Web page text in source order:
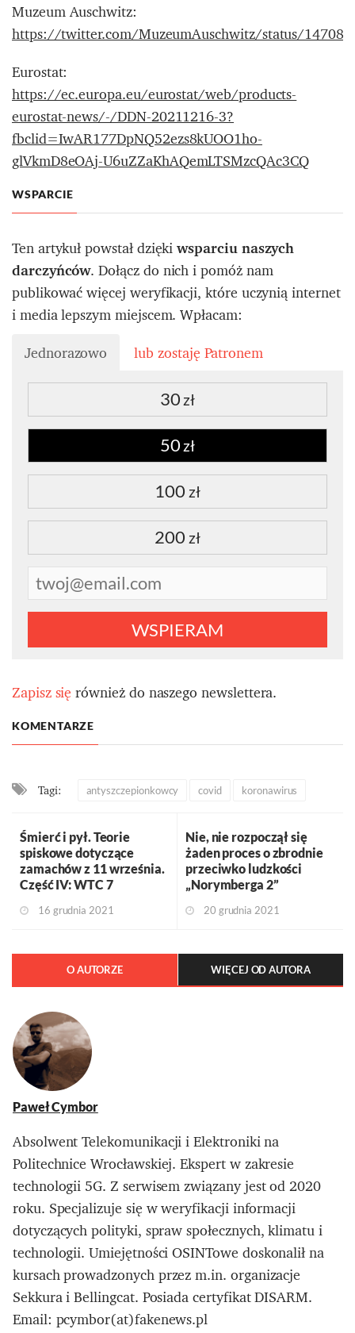
Muzeum Auschwitz:
https://twitter.com/MuzeumAuschwitz/status/
Eurostat:
https://ec.europa.eu/eurostat/web/products-
eurostat-news/-/DDN-20211216-3?
fbclid=IwAR177DpNQ52ezs8kUOO1ho-
glVkmD8eOAj-U6uZZaKhAQemLTSMzcQAc3CQ
WSPARCIE
Ten artykuł powstał dziękiwsparciu naszych
darczyńców. Dołącz do nich i pomóż nam
publikować więcej weryfikacji, które uczynią internet
i media lepszym miejscem. Wpłacam:
Jednorazowo
lub zostaję Patronem
30 zł
50 zł
100 zł
200 zł
WSPIERAM
Zapisz sięrównież do naszego newslettera.
KOMENTARZE
Tagi: antyszczepionkowcy covid koronawirus
Śmierć i pył. Teorie
spiskowe dotyczące
zamachów z 11 września.
Część IV: WTC 7
16 grudnia 2021
Nie, nie rozpoczął się
żaden proces o zbrodnie
przeciwko ludzkości
„Norymberga 2”
20 grudnia 2021
O AUTORZE WIĘCEJ OD AUTORA
Paweł Cymbor
Absolwent Telekomunikacji i Elektroniki na
Politechnice Wrocławskiej. Ekspert w zakresie
technologii 5G. Z serwisem związany jest od 2020
roku. Specjalizuje się w weryfikacji informacji
dotyczących polityki, spraw społecznych, klimatu i
technologii. Umiejętności OSINTowe doskonalił na
kursach prowadzonych przez m.in. organizacje
Sekkura i Bellingcat. Posiada certyfikat DISARM.
Email: pcymbor(at)fakenews.pl